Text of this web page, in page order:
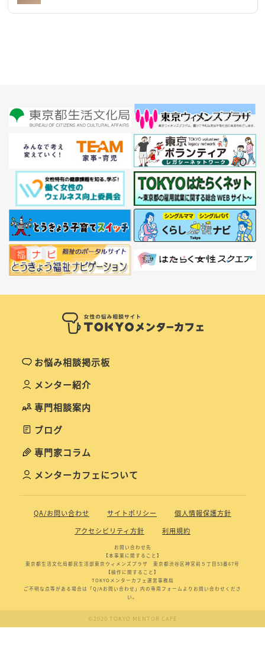
お悩み相談掲示板
メンター紹介
専門相談案内
ブログ
専門家コラム
メンターカフェについて
QA/お問い合わせ サイトポリシー
個人情報保護方針
アクセシビリティ方針
利用規約
お問い合わせ先
【本事業に関すること】
東京都生活文化局都民生活部東京ウィメンズプラザ 東京都渋谷区神宮前５丁目53番67号
【操作に関すること】
TOKYOメンターカフェ運営事務局
ご不明な点等がある場合は「Q/Aお問い合わせ」内の専用フォームよりお問い合わせくださ
い。
©2020 TOKYO MENTOR CAFE